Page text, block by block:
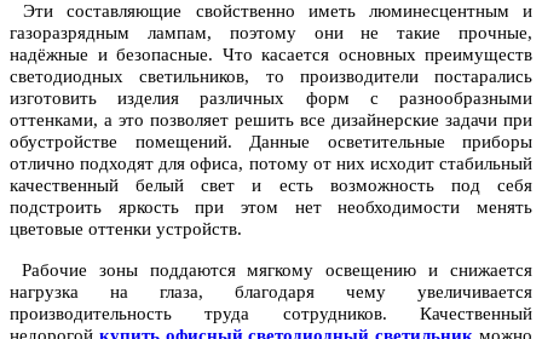
Эти составляющие свойственно иметь люминесцентным и
газоразрядным лампам, поэтому они не такие прочные,
надёжные и безопасные. Что касается основных преимуществ
светодиодных светильников, то производители постарались
изготовить изделия различных форм с разнообразными
оттенками, а это позволяет решить все дизайнерские задачи при
обустройстве помещений. Данные осветительные приборы
отлично подходят для офиса, потому от них исходит стабильный
качественный белый свет и есть возможность под себя
подстроить яркость при этом нет необходимости менять
цветовые оттенки устройств.
Рабочие зоны поддаются мягкому освещению и снижается
нагрузка на глаза, благодаря чему увеличивается
производительность труда сотрудников. Качественный